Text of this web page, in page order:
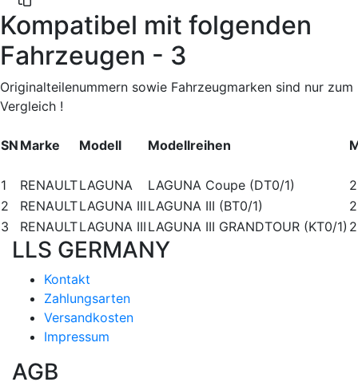
Kompatibel mit folgenden
Fahrzeugen - 3
Originalteilenummern sowie Fahrzeugmarken sind nur zum
Vergleich !
SN Marke Modell Modellreihen
1 RENAULTLAGUNA LAGUNA Coupe (DT0/1)
2
RENAULTLAGUNA III LAGUNA III (BT0/1)
3
RENAULTLAGUNA III LAGUNA III GRANDTOUR (KT0/1)
LLS GERMANY
Kontakt
Zahlungsarten
Versandkosten
Impressum
AGB